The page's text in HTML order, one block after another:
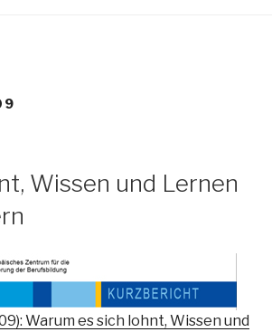
Wissen und Lernen
Warum es sich lohnt, Wissen und